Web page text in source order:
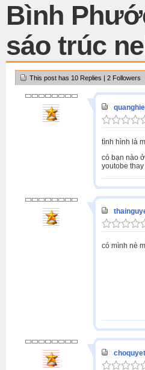
Bình
sáo trúc
This post has 10 Replies | 2 Followers
tình hình là
có bạn nào
youtobe
có mình nè